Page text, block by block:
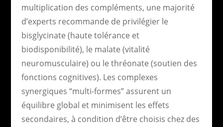
multiplication des compléments, une majorité
d’experts recommande de privilégier le
bisglycinate (haute tolérance et
biodisponibilité), le malate (vitalité
neuromusculaire) ou le thréonate (soutien des
fonctions cognitives). Les complexes
synergiques “multi-formes” assurent un
équilibre global et minimisent les effets
secondaires, à condition d’être choisis chez des